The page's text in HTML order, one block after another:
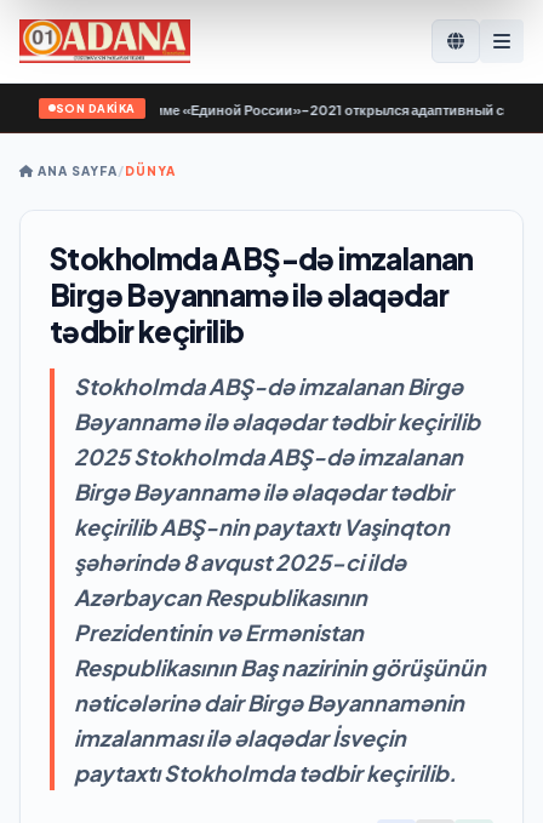
SON DAKİKA
Народной программе «Единой России»-2021 открылся адаптивный спортзал
ANA SAYFA/DÜNYA
Stokholmda ABŞ-də imzalanan
Birgə Bəyannamə ilə əlaqədar
tədbir keçirilib
Stokholmda ABŞ-də imzalanan Birgə
Bəyannamə ilə əlaqədar tədbir keçirilib
2025 Stokholmda ABŞ-də imzalanan
Birgə Bəyannamə ilə əlaqədar tədbir
keçirilib ABŞ-nin paytaxtı Vaşinqton
şəhərində 8 avqust 2025-ci ildə
Azərbaycan Respublikasının
Prezidentinin və Ermənistan
Respublikasının Baş nazirinin görüşünün
nəticələrinə dair Birgə Bəyannamənin
imzalanması ilə əlaqədar İsveçin
paytaxtı Stokholmda tədbir keçirilib.